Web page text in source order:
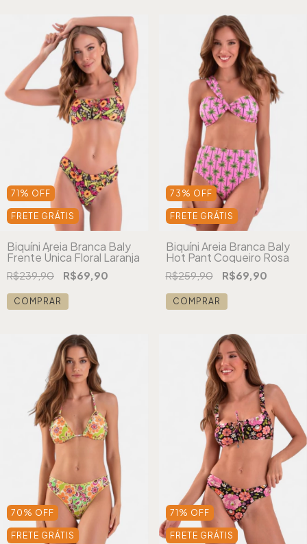
71 % OFF
FRETE GRÁTIS
Biquíni Areia Branca Baly
Frente Única Floral Laranja
R$239,90 R$69,90
COMPRAR
73 % OFF
FRETE GRÁTIS
Biquíni Areia Branca Baly
Hot Pant Coqueiro Rosa
R$259,90 R$69,90
COMPRAR
70 % OFF
FRETE GRÁTIS
71 % OFF
FRETE GRÁTIS